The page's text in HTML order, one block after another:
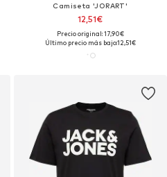
Camiseta 'JORART'
12,51€
Precio original: 17,90€
Último precio más bajo:12,51€